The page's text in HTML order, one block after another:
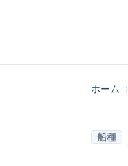
ホーム
船種